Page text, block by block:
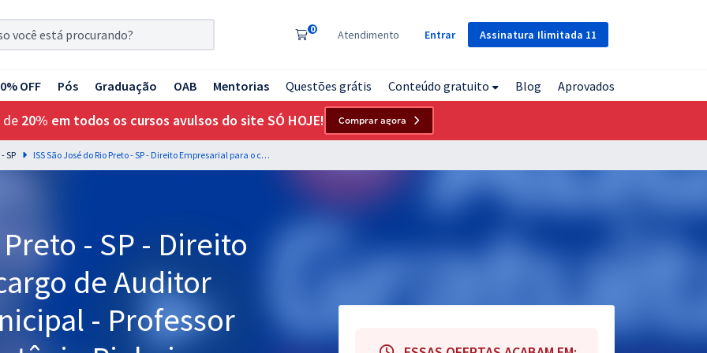
Assinatura Ilimitada 11
0 Atendimento Entrar
OFF Pós Graduação OAB Mentorias Questões grátis Conteúdo gratuito Blog Aprovados
de 20% em todos os cursos avulsos do site SÓ HOJE! Comprar agora
SP ISS São José do Rio Preto - SP - Direito Empresarial para o cargo de Auditor Fiscal Tributário Municipal - Professor Edilson Enedino & Antônio Pinheiro
- SP - Direito
de Auditor
- Professor